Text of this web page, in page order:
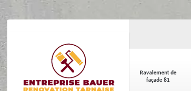
Ravalement de
façade 81